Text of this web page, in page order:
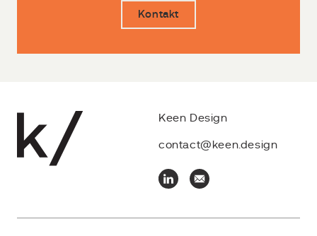
Kontakt
Keen Design
contact@keen.design